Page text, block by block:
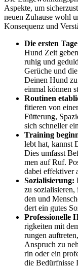
Aspek­te, um
neu­en Zuhau­se wohl
Kon­se­quenz und
Die ers­ten
Hund Zeit
ruhig und
Gerü­che und
Dei­nen Hund
ein­mal kön­nen
Rou­ti­nen
fi­tie­ren von
Füt­te­rung,
sich schnel­ler
Trai­ning
lebt hat, kannst
Dies umfasst
men auf Ruf.
dabei effek­ti­ver
Sozia­li­sie­rung:
zu
den und
dert ein gutes
Pro­fes­sio­nel­le
rig­kei­ten mit
run­gen
Anspruch zu
rin oder ein
die Bedürf­nis­se